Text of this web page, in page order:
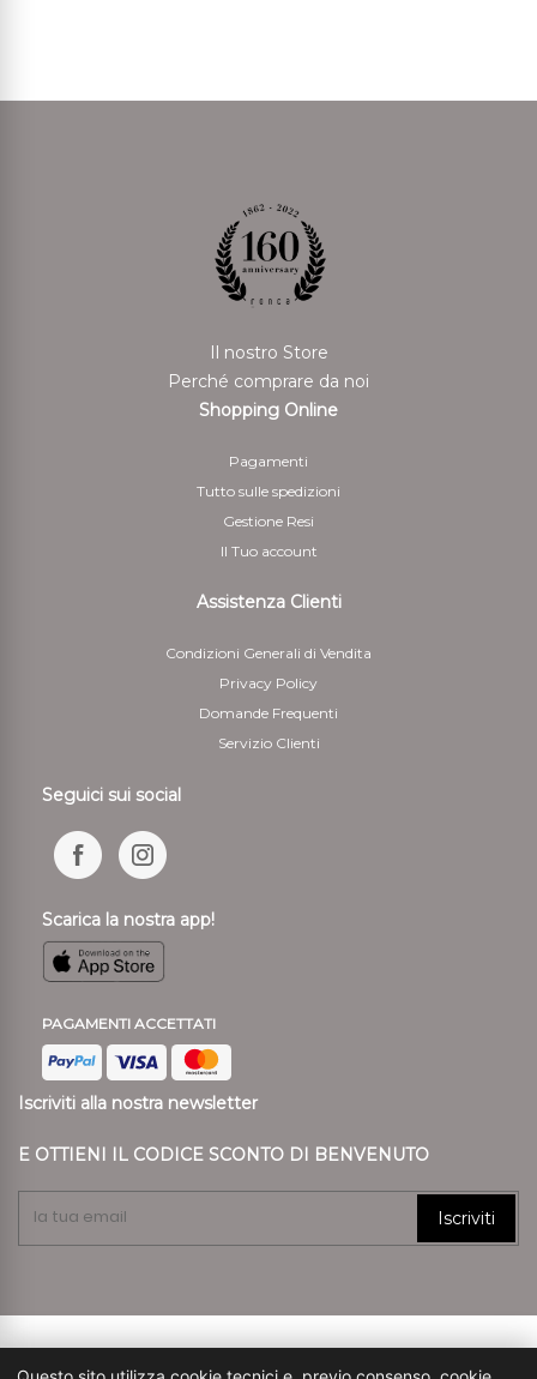
Il nostro Store
Perché comprare da noi
Shopping Online
Pagamenti
Tutto sulle spedizioni
Gestione Resi
Il Tuo account
Assistenza Clienti
Condizioni Generali di Vendita
Privacy Policy
Domande Frequenti
Servizio Clienti
Seguici sui social
Scarica la nostra app!
PAGAMENTI ACCETTATI
Iscriviti alla nostra newsletter
E OTTIENI IL CODICE SCONTO DI BENVENUTO
Iscriviti
© 2024 Ronca Style P.I. 01807890239 REA VR 197557